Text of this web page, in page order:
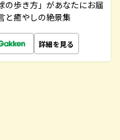
の歩き方」があなたにお届
と癒やしの絶景集
詳細を見る